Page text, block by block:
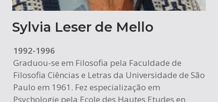
Sylvia Leser de Mello
1992-1996
Graduou-se em Filosofia pela Faculdade de
Filosofia Ciências e Letras da Universidade de São
Paulo em 1961. Fez especialização em
Psychologie pela Ecole des Hautes Etudes en